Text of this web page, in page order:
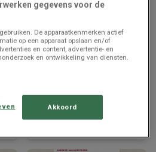
ZOJUIST TOEGEVOEGD
AD Delhaize
vous
Prijsgegevens
geldig tot en
gegevens voor de
De apparaatkenmerken actief
op een apparaat opslaan en/of
en content, advertentie- en
en ontwikkeling van diensten.
Akkoord